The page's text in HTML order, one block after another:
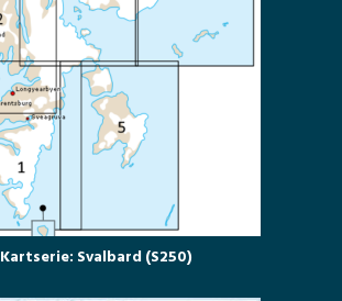
Kartserie: Svalbard (S250)